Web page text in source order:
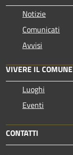
Notizie
Comunicati
Avvisi
VIVERE IL COMUNE
Luoghi
Eventi
CONTATTI